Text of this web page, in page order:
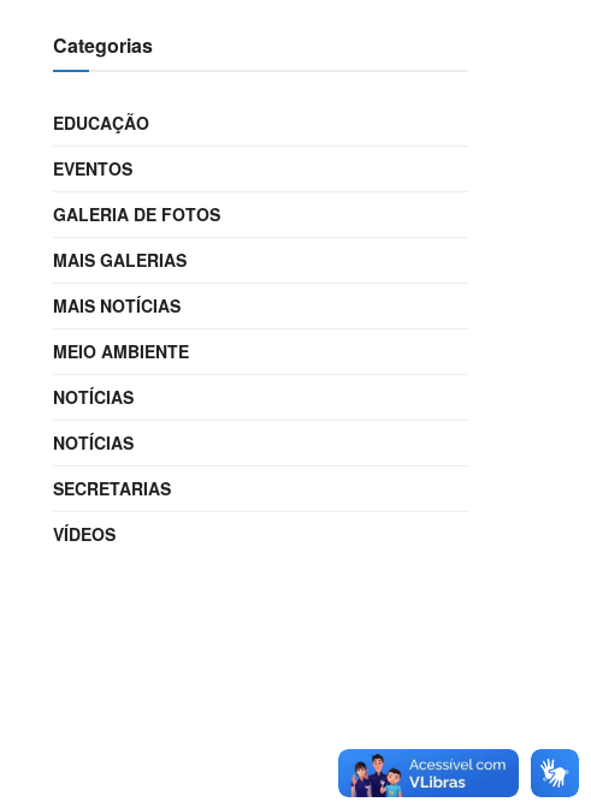
Categorias
EDUCAÇÃO
EVENTOS
GALERIA DE FOTOS
MAIS GALERIAS
MAIS NOTÍCIAS
MEIO AMBIENTE
NOTÍCIAS
NOTÍCIAS
SECRETARIAS
VÍDEOS